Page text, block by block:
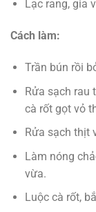
Lạc rang, gia
Cách làm:
Trần bún rồi
Rửa sạch rau
cà rốt gọt vỏ
Rửa sạch thịt
Làm nóng
vừa.
Luộc cà rốt,